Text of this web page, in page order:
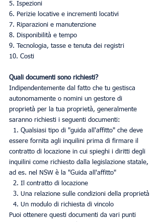
5. Ispezioni
6. Perizie locative e incrementi locativi
7. Riparazioni e manutenzione
8. Disponibilità e tempo
9. Tecnologia, tasse e tenuta dei registri
10. Costi
Quali documenti sono richiesti?
Indipendentemente dal fatto che tu gestisca
autonomamente o nomini un gestore di
proprietà per la tua proprietà, generalmente
saranno richiesti i seguenti documenti:
essere fornita agli inquilini prima di firmare il
contratto di locazione in cui spieghi i diritti degli
inquilini come richiesto dalla legislazione statale,
ad es. nel NSW è la "Guida all'affitto"
  2. Il contratto di locazione
  3. Una relazione sulle condizioni della proprietà
  4. Un modulo di richiesta di vincolo
Puoi ottenere questi documenti da vari punti